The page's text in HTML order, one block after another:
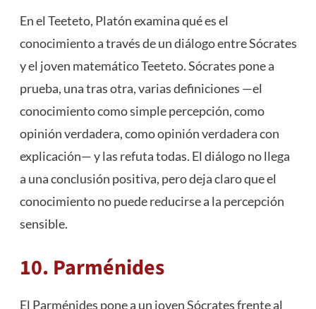
En el Teeteto, Platón examina qué es el
conocimiento a través de un diálogo entre Sócrates
y el joven matemático Teeteto. Sócrates pone a
prueba, una tras otra, varias definiciones —el
conocimiento como simple percepción, como
opinión verdadera, como opinión verdadera con
explicación— y las refuta todas. El diálogo no llega
a una conclusión positiva, pero deja claro que el
conocimiento no puede reducirse a la percepción
sensible.
10. Parménides
El Parménides pone a un joven Sócrates frente al